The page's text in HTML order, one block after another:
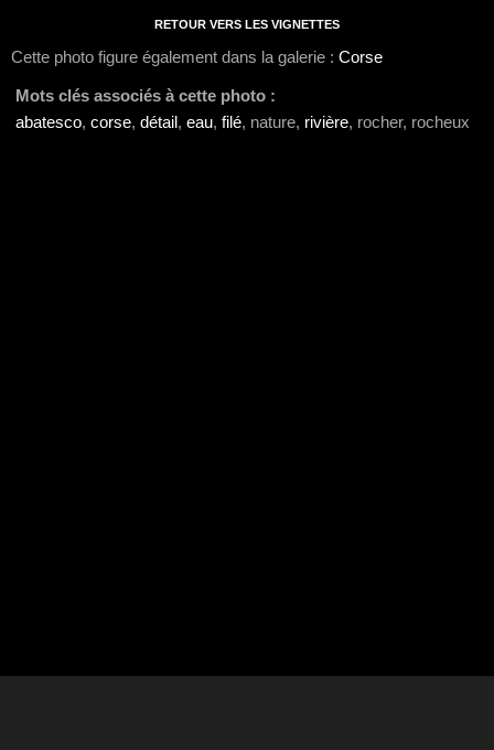
RETOUR VERS LES VIGNETTES
Cette photo figure également dans la galerie : Corse
Mots clés associés à cette photo :
abatesco, corse, détail , eau, filé, nature, rivière, rocher, rocheux